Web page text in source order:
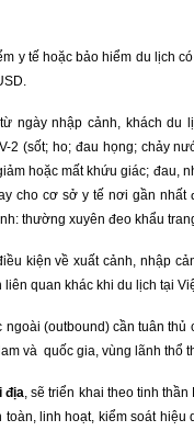
y tế hoặc bảo hiểm du lịch
ngày nhập cảnh, khách du
2 (sốt; ho; đau họng; chảy
hoặc mất khứu giác; đau,
cho cơ sở y tế nơi gần
thường xuyên đeo khẩu
kiện về xuất cảnh, nhập
quan khác khi du lịch tại
(outbound) cần tuân thủ
và quốc gia, vùng lãnh thổ
địa , sẽ triển khai theo tinh
linh hoạt, kiểm soát hiệu